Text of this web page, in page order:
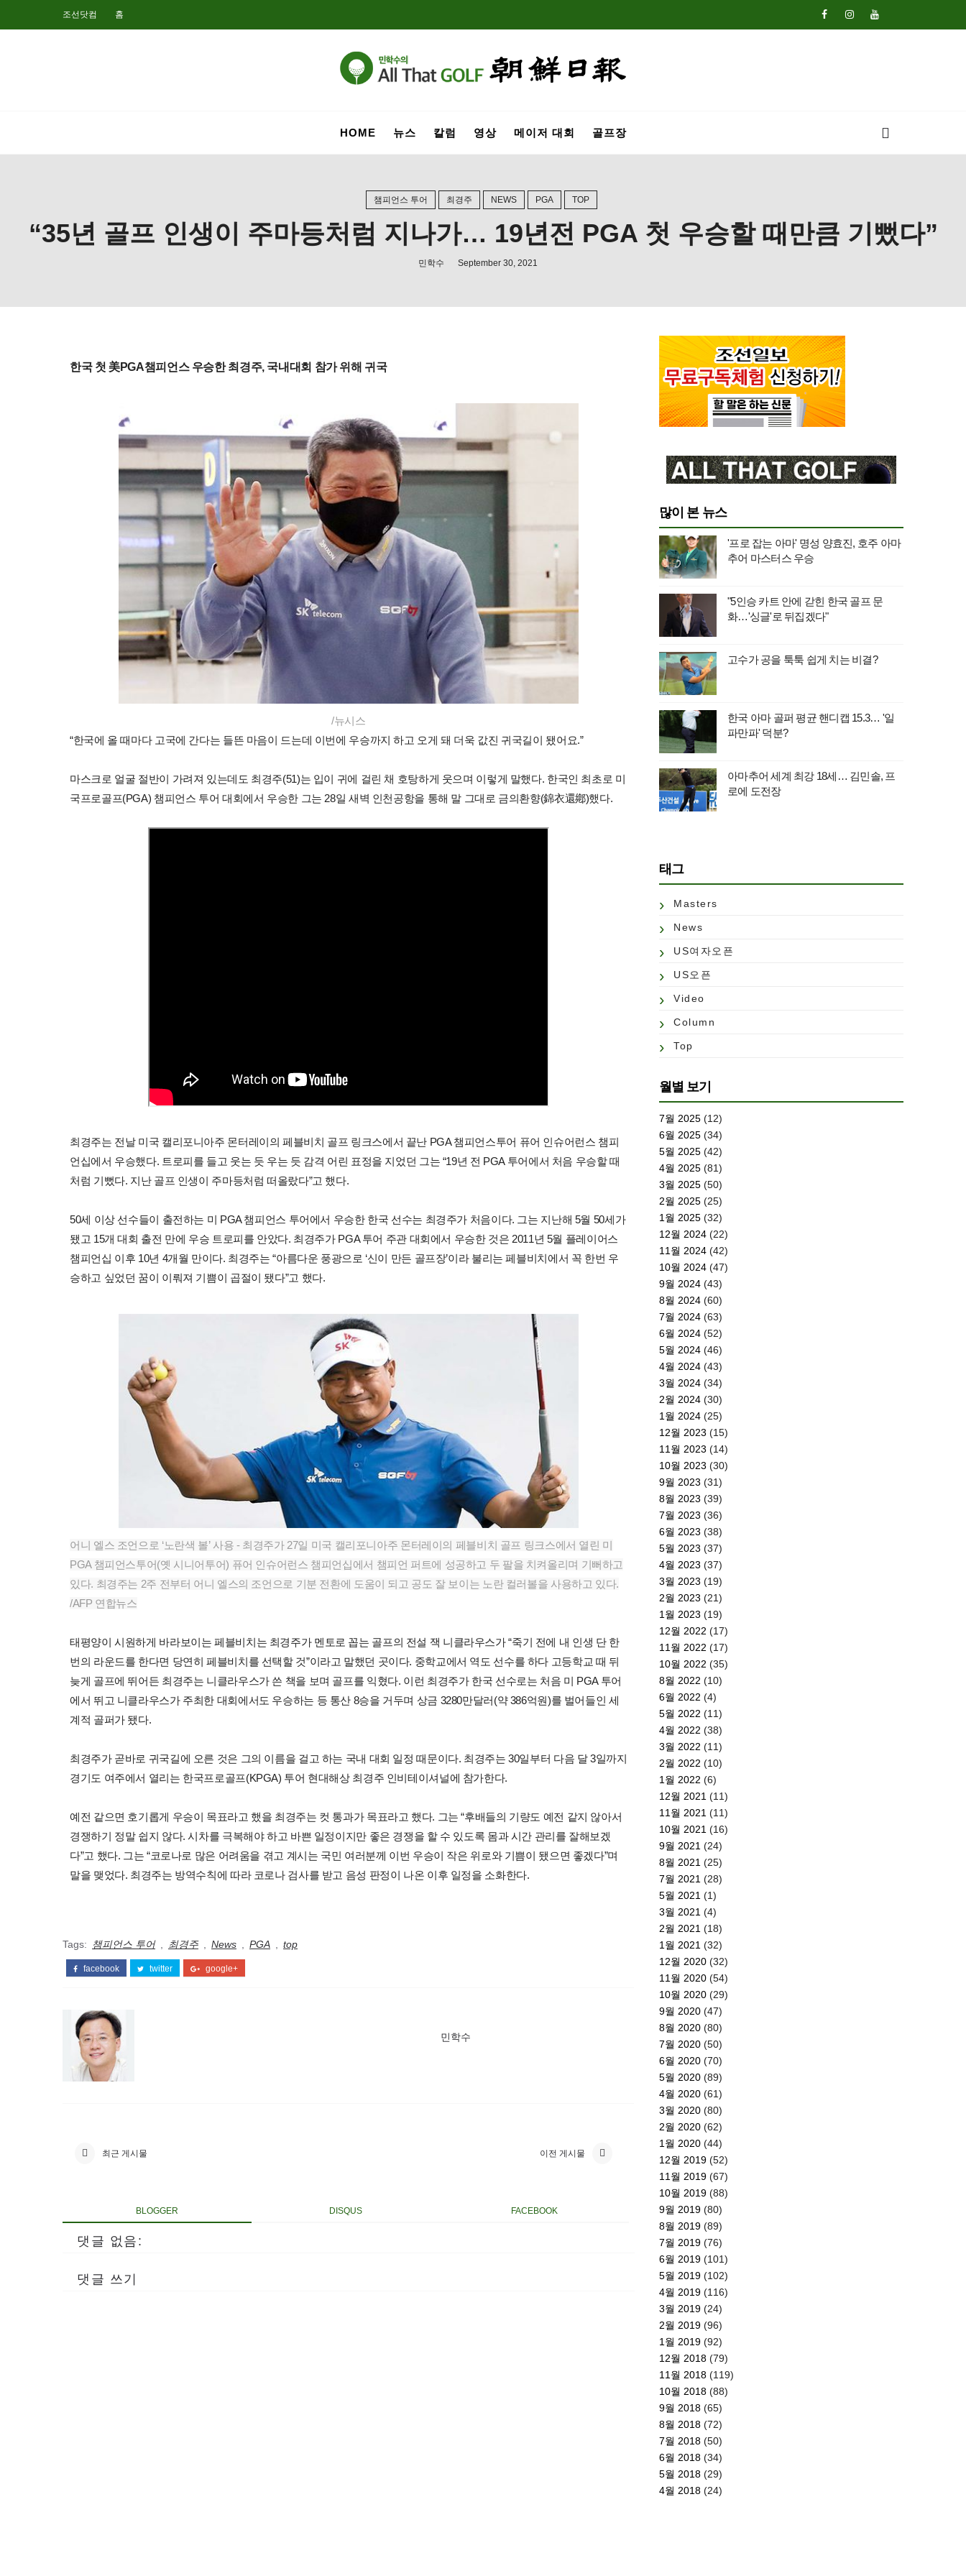
조선닷컴 홈
HOME 뉴스 칼럼 영상 메이저 대회 골프장
챔피언스 투어 최경주 NEWS PGA TOP
“35년 골프 인생이 주마등처럼 지나가… 19년전 PGA 첫 우승할 때만큼 기뻤다”
민학수 September 30, 2021
한국 첫 美PGA챔피언스 우승한 최경주, 국내대회 참가 위해 귀국
/뉴시스
“한국에 올 때마다 고국에 간다는 들뜬 마음이 드는데 이번에 우승까지 하고 오게 돼 더욱 값진 귀국길이 됐어요.”
마스크로 얼굴 절반이 가려져 있는데도 최경주(51)는 입이 귀에 걸린 채 호탕하게 웃으며 이렇게 말했다. 한국인 최초로 미
국프로골프(PGA) 챔피언스 투어 대회에서 우승한 그는 28일 새벽 인천공항을 통해 말 그대로 금의환향(錦衣還鄕)했다.
최경주는 전날 미국 캘리포니아주 몬터레이의 페블비치 골프 링크스에서 끝난 PGA 챔피언스투어 퓨어 인슈어런스 챔피
언십에서 우승했다. 트로피를 들고 웃는 듯 우는 듯 감격 어린 표정을 지었던 그는 “19년 전 PGA 투어에서 처음 우승할 때
처럼 기뻤다. 지난 골프 인생이 주마등처럼 떠올랐다”고 했다.
50세 이상 선수들이 출전하는 미 PGA 챔피언스 투어에서 우승한 한국 선수는 최경주가 처음이다. 그는 지난해 5월 50세가
됐고 15개 대회 출전 만에 우승 트로피를 안았다. 최경주가 PGA 투어 주관 대회에서 우승한 것은 2011년 5월 플레이어스
챔피언십 이후 10년 4개월 만이다. 최경주는 “아름다운 풍광으로 ‘신이 만든 골프장’이라 불리는 페블비치에서 꼭 한번 우
승하고 싶었던 꿈이 이뤄져 기쁨이 곱절이 됐다”고 했다.
어니 엘스 조언으로 ‘노란색 볼’ 사용 - 최경주가 27일 미국 캘리포니아주 몬터레이의 페블비치 골프 링크스에서 열린 미
PGA 챔피언스투어(옛 시니어투어) 퓨어 인슈어런스 챔피언십에서 챔피언 퍼트에 성공하고 두 팔을 치켜올리며 기뻐하고
있다. 최경주는 2주 전부터 어니 엘스의 조언으로 기분 전환에 도움이 되고 공도 잘 보이는 노란 컬러볼을 사용하고 있다.
/AFP 연합뉴스
태평양이 시원하게 바라보이는 페블비치는 최경주가 멘토로 꼽는 골프의 전설 잭 니클라우스가 “죽기 전에 내 인생 단 한
번의 라운드를 한다면 당연히 페블비치를 선택할 것”이라고 말했던 곳이다. 중학교에서 역도 선수를 하다 고등학교 때 뒤
늦게 골프에 뛰어든 최경주는 니클라우스가 쓴 책을 보며 골프를 익혔다. 이런 최경주가 한국 선수로는 처음 미 PGA 투어
에서 뛰고 니클라우스가 주최한 대회에서도 우승하는 등 통산 8승을 거두며 상금 3280만달러(약 386억원)를 벌어들인 세
계적 골퍼가 됐다.
최경주가 곧바로 귀국길에 오른 것은 그의 이름을 걸고 하는 국내 대회 일정 때문이다. 최경주는 30일부터 다음 달 3일까지
경기도 여주에서 열리는 한국프로골프(KPGA) 투어 현대해상 최경주 인비테이셔널에 참가한다.
예전 같으면 호기롭게 우승이 목표라고 했을 최경주는 컷 통과가 목표라고 했다. 그는 “후배들의 기량도 예전 같지 않아서
경쟁하기 정말 쉽지 않다. 시차를 극복해야 하고 바쁜 일정이지만 좋은 경쟁을 할 수 있도록 몸과 시간 관리를 잘해보겠
다”고 했다. 그는 “코로나로 많은 어려움을 겪고 계시는 국민 여러분께 이번 우승이 작은 위로와 기쁨이 됐으면 좋겠다”며
말을 맺었다. 최경주는 방역수칙에 따라 코로나 검사를 받고 음성 판정이 나온 이후 일정을 소화한다.
Tags: 챔피언스 투어 최경주 News PGA top
facebook twitter google+
민학수
최근 게시물 이전 게시물
BLOGGER DISQUS FACEBOOK
댓글 없음:
댓글 쓰기
많이 본 뉴스
'프로 잡는 아마' 명성 양효진, 호주 아마
추어 마스터스 우승
"5인승 카트 안에 갇힌 한국 골프 문
화…'싱글'로 뒤집겠다"
고수가 공을 툭툭 쉽게 치는 비결?
한국 아마 골퍼 평균 핸디캡 15.3… '일
파만파' 덕분?
아마추어 세계 최강 18세… 김민솔, 프
로에 도전장
태그
Masters
News
US여자오픈
US오픈
Video
Column
Top
월별 보기
7월 2025 (12)
6월 2025 (34)
5월 2025 (42)
4월 2025 (81)
3월 2025 (50)
2월 2025 (25)
1월 2025 (32)
12월 2024 (22)
11월 2024 (42)
10월 2024 (47)
9월 2024 (43)
8월 2024 (60)
7월 2024 (63)
6월 2024 (52)
5월 2024 (46)
4월 2024 (43)
3월 2024 (34)
2월 2024 (30)
1월 2024 (25)
12월 2023 (15)
11월 2023 (14)
10월 2023 (30)
9월 2023 (31)
8월 2023 (39)
7월 2023 (36)
6월 2023 (38)
5월 2023 (37)
4월 2023 (37)
3월 2023 (19)
2월 2023 (21)
1월 2023 (19)
12월 2022 (17)
11월 2022 (17)
10월 2022 (35)
8월 2022 (10)
6월 2022 (4)
5월 2022 (11)
4월 2022 (38)
3월 2022 (11)
2월 2022 (10)
1월 2022 (6)
12월 2021 (11)
11월 2021 (11)
10월 2021 (16)
9월 2021 (24)
8월 2021 (25)
7월 2021 (28)
5월 2021 (1)
3월 2021 (4)
2월 2021 (18)
1월 2021 (32)
12월 2020 (32)
11월 2020 (54)
10월 2020 (29)
9월 2020 (47)
8월 2020 (80)
7월 2020 (50)
6월 2020 (70)
5월 2020 (89)
4월 2020 (61)
3월 2020 (80)
2월 2020 (62)
1월 2020 (44)
12월 2019 (52)
11월 2019 (67)
10월 2019 (88)
9월 2019 (80)
8월 2019 (89)
7월 2019 (76)
6월 2019 (101)
5월 2019 (102)
4월 2019 (116)
3월 2019 (24)
2월 2019 (96)
1월 2019 (92)
12월 2018 (79)
11월 2018 (119)
10월 2018 (88)
9월 2018 (65)
8월 2018 (72)
7월 2018 (50)
6월 2018 (34)
5월 2018 (29)
4월 2018 (24)